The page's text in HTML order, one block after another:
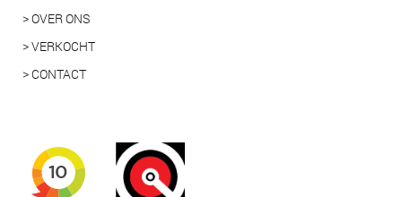
> OVER ONS
> VERKOCHT
> CONTACT